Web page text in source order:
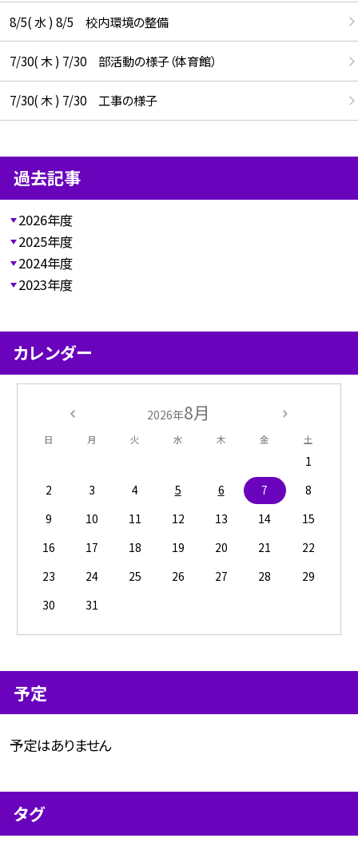
8/5( 水 ) 8/5 校内環境の整備
7/30( 木 ) 7/30 部活動の様子（体育館）
7/30( 木 ) 7/30 工事の様子
過去記事
2026年度
2025年度
2024年度
2023年度
カレンダー
2026年8月
日 月 火 水 木 金 土
1
2
3 4 5 6 7
8
9
10 11 12 13 14
15
16
17 18 19 20 21
22
23
24 25 26 27 28
29
30
31
予定
予定はありません
タグ